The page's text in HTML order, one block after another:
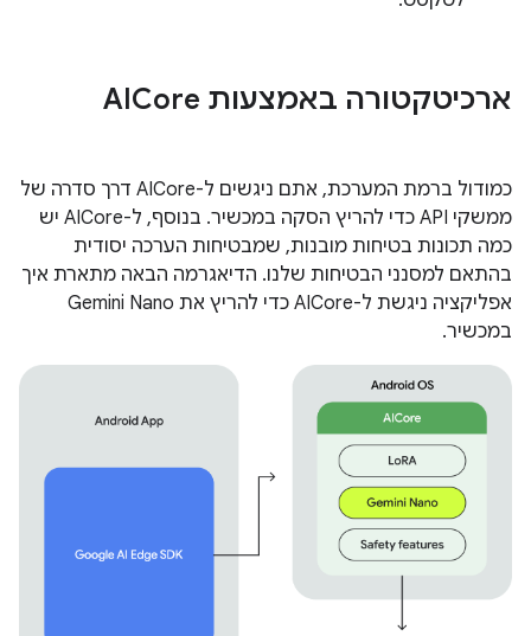
ארכיטקטורה באמצעות AICore
כמודול ברמת המערכת, אתם ניגשים ל-AICore דרך סדרה של
ממשקי API כדי להריץ הסקה במכשיר. בנוסף, ל-AICore יש
כמה תכונות בטיחות מובנות, שמבטיחות הערכה יסודית
בהתאם למסנני הבטיחות שלנו. הדיאגרמה הבאה מתארת איך
אפליקציה ניגשת ל-AICore כדי להריץ את Gemini Nano
במכשיר.